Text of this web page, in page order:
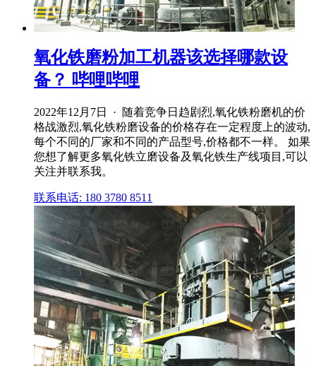
氧化铁磨粉加工机器该选择哪款设
备？ 哔哩哔哩
2022年12月7日 · 随着竞争日趋剧烈,氧化铁粉磨机的价
格战激烈,氧化铁粉磨设备的价格存在一定程度上的波动,
每个不同的厂家和不同的产品型号,价格都不一样。 如果
您想了解更多氧化铁立磨设备及氧化铁生产线项目,可以
关注并联系我。
联系电话: 180 3780 8511